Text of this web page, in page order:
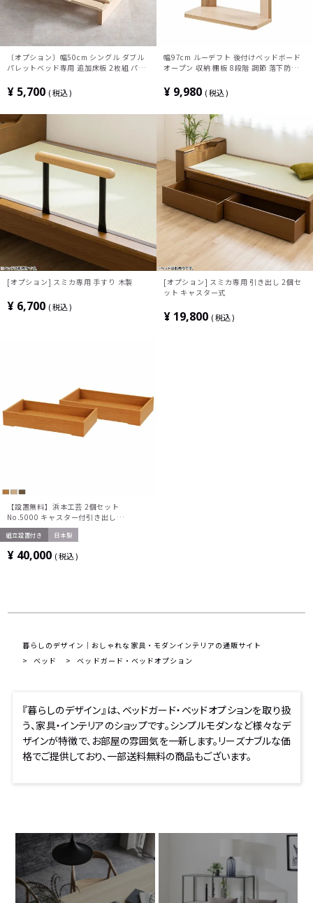
〔オプション〕幅50cm シングル ダブル
パレットベッド専用 追加床板 2枚組 パイ
ーベッド 天然木 コンパクト 連結パーツ
和モダン
¥ 5,700 税込
幅97cm ルーデフト 後付けベッドボード
オープン 収納 棚板 8段階 調節 落下防止
ド シングルベッド ベッドボード
¥ 9,980 税込
[オプション] スミカ専用 手すり 木製
¥ 6,700 税込
[オプション] スミカ専用 引き出し 2個セ
ット キャスター式
¥ 19,800 税込
【設置無料】浜本工芸 2個セット
No.5000 キャスター付引き出し
No.5000二段ベッド用 ストッパー付 日本
製
組立設置付き 日本製
¥ 40,000 税込
暮らしのデザイン｜おしゃれな家具・モダンインテリアの通販サイト
ベッド
ベッドガード・ベッドオプション
『暮らしのデザイン』は、ベッドガード・ベッドオプションを取り扱
う、家具・インテリアのショップです。シンプルモダンなど様々なデ
ザインが特徴で、お部屋の雰囲気を一新します。リーズナブルな価
格でご提供しており、一部送料無料の商品もございます。